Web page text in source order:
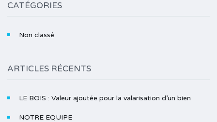
CATÉGORIES
Non classé
ARTICLES RÉCENTS
LE BOIS : Valeur ajoutée pour la valarisation d’un bien
NOTRE EQUIPE